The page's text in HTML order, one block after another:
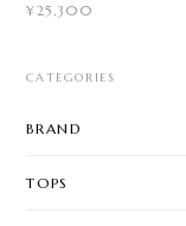
¥25,300
CATEGORIES
BRAND
TOPS